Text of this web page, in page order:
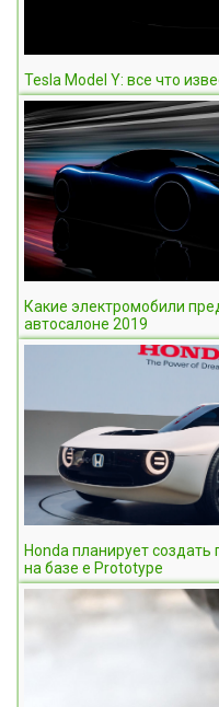
Tesla Model Y: все что
Какие электромобили
автосалоне 2019
Honda планирует
на базе e Prototype